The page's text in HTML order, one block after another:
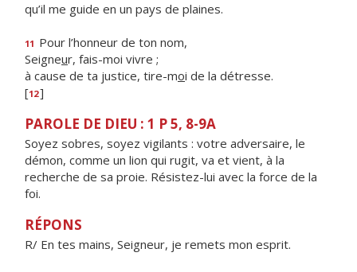
qu’il me guide en un pays de plaines.
11 Pour l’honneur de ton nom,
Seigneur, fais-moi vivre ;
à cause de ta justice, tire-moi de la détresse.
[12]
PAROLE DE DIEU : 1 P 5, 8-9A
Soyez sobres, soyez vigilants : votre adversaire, le
démon, comme un lion qui rugit, va et vient, à la
recherche de sa proie. Résistez-lui avec la force de la
foi.
RÉPONS
R/ En tes mains, Seigneur, je remets mon esprit.